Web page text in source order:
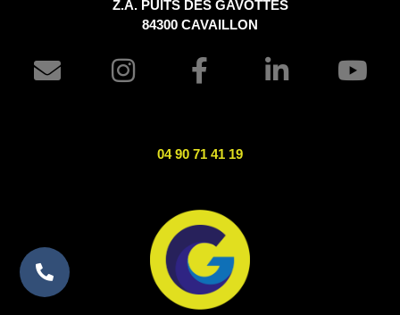
Z.A. PUITS DES GAVOTTES
84300 CAVAILLON
04 90 71 41 19